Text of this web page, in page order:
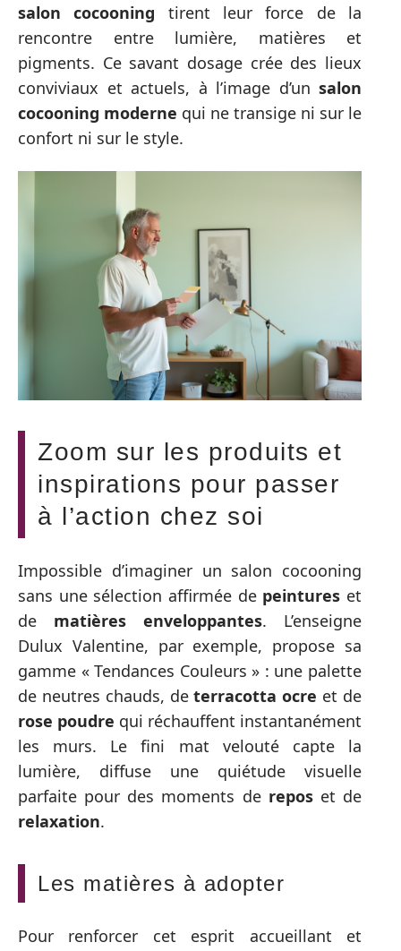
salon cocooning tirent leur force de la
rencontre entre lumière, matières et
pigments. Ce savant dosage crée des lieux
conviviaux et actuels, à l’image d’un salon
cocooning moderne qui ne transige ni sur le
confort ni sur le style.
Zoom sur les produits et
inspirations pour passer
à l’action chez soi
Impossible d’imaginer un salon cocooning
sans une sélection affirmée de peintures et
de matières enveloppantes. L’enseigne
Dulux Valentine, par exemple, propose sa
gamme « Tendances Couleurs » : une palette
de neutres chauds, deterracotta ocre et de
rose poudre qui réchauffent instantanément
les murs. Le fini mat velouté capte la
lumière, diffuse une quiétude visuelle
parfaite pour des moments de reposet de
relaxation.
Les matières à adopter
Pour renforcer cet esprit accueillant et